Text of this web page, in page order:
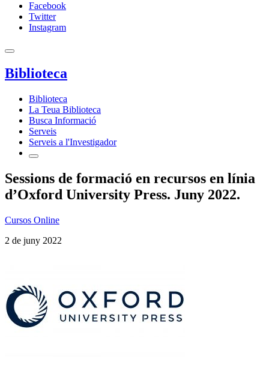
Facebook
Twitter
Instagram
Biblioteca
Biblioteca
La Teua Biblioteca
Busca Informació
Serveis
Serveis a l'Investigador
Sessions de formació en recursos en línia
d’Oxford University Press. Juny 2022.
Cursos Online
2 de juny 2022